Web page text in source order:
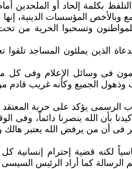
بكلمة إلحاد أو الملحدين
وبالأخص المؤسسات الدينية،
الذين يملئون المساجد تلقوا
فى وسائل الإعلام وفى
وذهول الجميع وكأنه غريب
يؤكد على حرية المعتقد
بأن الله ينصرنا دائماً،
فى ‏أن من يرفض الله يعتبر هالك
لكنه قضية إحترام إنسانية
كما أراد الرئيس السيسى